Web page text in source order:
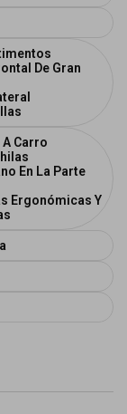
De Gran
Carro
En La Parte
Ergonómicas Y